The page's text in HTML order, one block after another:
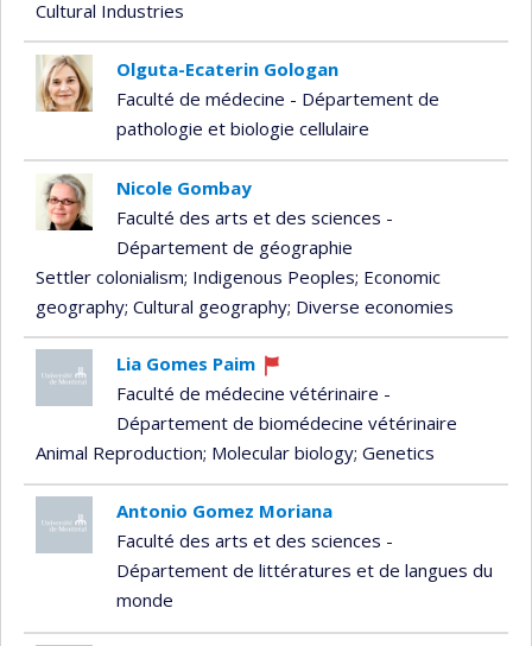
Cultural Industries
Olguta-Ecaterin Gologan
Faculté de médecine - Département de
pathologie et biologie cellulaire
Nicole Gombay
Faculté des arts et des sciences -
Département de géographie
Settler colonialism; Indigenous Peoples; Economic
geography; Cultural geography; Diverse economies
Lia Gomes Paim
Currently
recruiting
Faculté de médecine vétérinaire -
Département de biomédecine vétérinaire
Animal Reproduction; Molecular biology; Genetics
Antonio Gomez Moriana
Faculté des arts et des sciences -
Département de littératures et de langues du
monde